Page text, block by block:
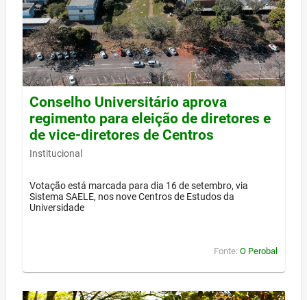
Conselho Universitário aprova
regimento para eleição de diretores e
de vice-diretores de Centros
Institucional
Votação está marcada para dia 16 de setembro, via
Sistema SAELE, nos nove Centros de Estudos da
Universidade
Fonte: O Perobal